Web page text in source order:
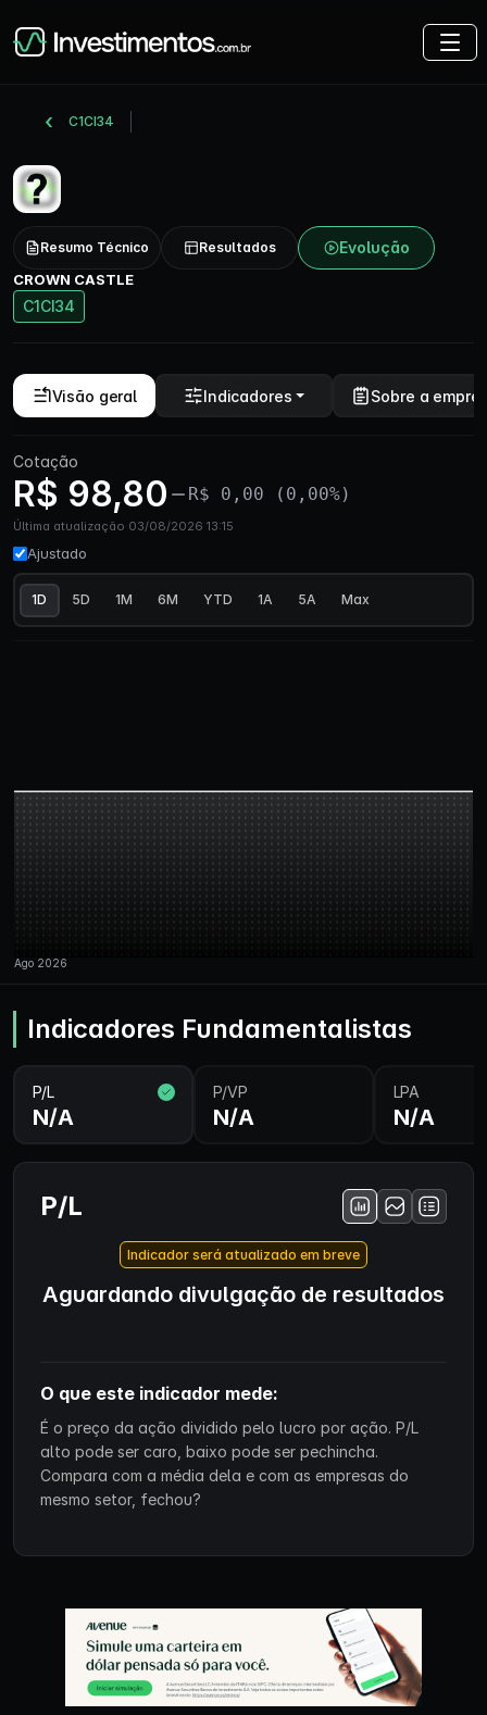
C1CI34
Resumo Técnico Resultados Evolução
CROWN CASTLE
C1CI34
Visão geral Indicadores Sobre a
Cotação
R$ 98,80 R$ 0,00 (0,00%)
Última atualização 03/08/2026 13:15
Ajustado
1D 5D 1M 6M YTD 1A 5A Max
Indicadores Fundamentalistas
P/L
N/A
P/VP
N/A
LPA
N/A
P/L
Indicador será atualizado em breve
Aguardando divulgação de resultados
O que este indicador mede:
É o preço da ação dividido pelo lucro por ação. P/L
alto pode ser caro, baixo pode ser pechincha.
Compara com a média dela e com as empresas do
mesmo setor, fechou?